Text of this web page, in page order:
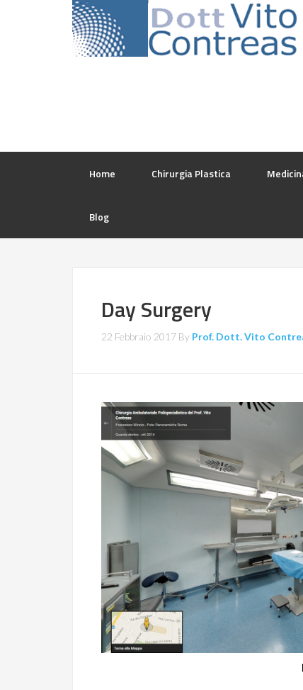
Home Chirurgia Plastica
Blog
Day Surgery
22 Febbraio 2017 By Prof. Dott. Vito